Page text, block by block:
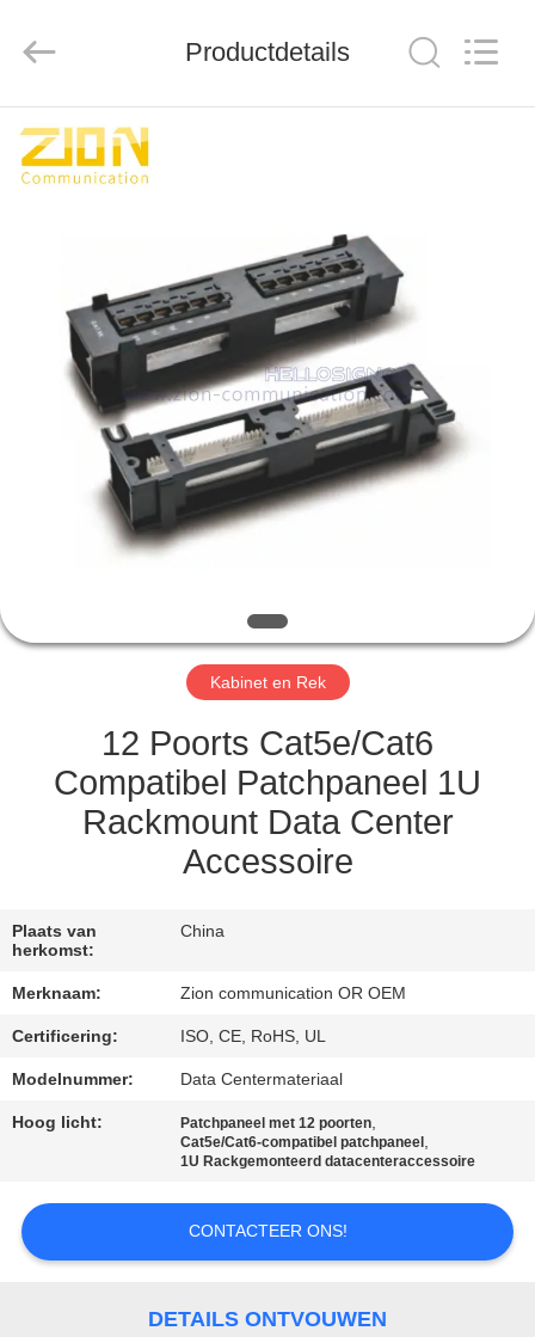
HUIS
ONGEVEER
ONS
FABRIEKSREIS
KWALITEITSCONTROLE
CONTACTEER
VERZOEK
CITAAT
SITEMAP
POLICY
Productdetails
Kabinet en Rek
12 Poorts Cat5e/Cat6
Compatibel Patchpaneel 1U
Rackmount Data Center
Accessoire
Plaats van
herkomst:
China
Merknaam: Zion communication OR OEM
Certificering: ISO, CE, RoHS, UL
Modelnummer: Data Centermateriaal
Hoog licht: Patchpaneel met 12 poorten,
Cat5e/Cat6-compatibel patchpaneel ,
1U Rackgemonteerd datacenteraccessoire
CONTACTEER ONS!
DETAILS ONTVOUWEN